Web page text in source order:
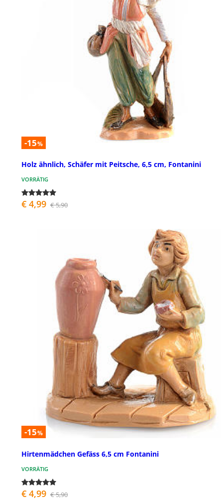
-15%
Holz ähnlich, Schäfer mit Peitsche, 6,5 cm, Fontanini
VORRÄTIG
€ 4,99 € 5,90
-15%
Hirtenmädchen Gefäss 6,5 cm Fontanini
VORRÄTIG
€ 4,99 € 5,90